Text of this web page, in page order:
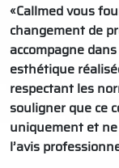
«Callmed vous
changement de
accompagne
esthétique
respectant les
souligner que ce
uniquement et
l’avis